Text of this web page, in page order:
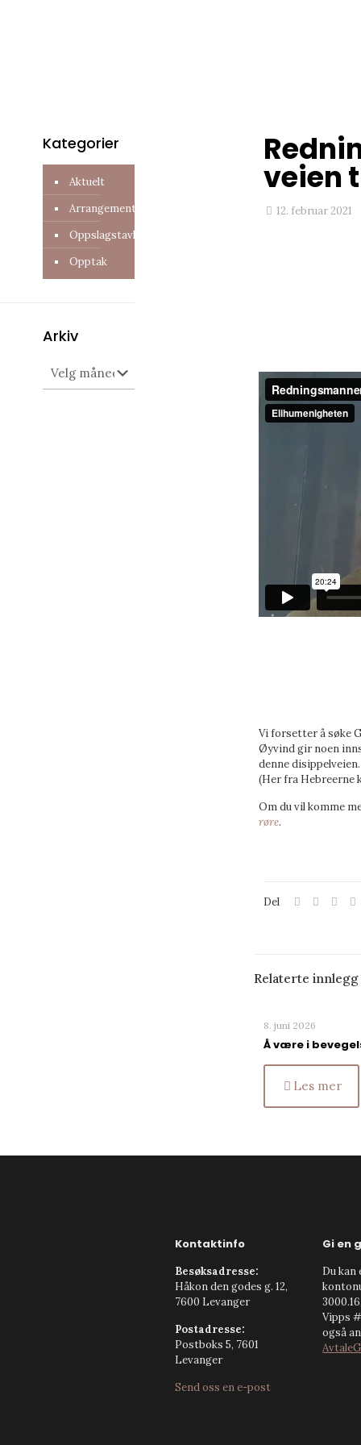
veien
12. februar 2021
Vi forsetter å søke
Øyvind gir noen
denne
(Her fra Hebreerne
Om du vil komme
røre.
Del
Relaterte innlegg
8. juni 2026
Å være i
Les mer
Kategorier
Aktuelt
Arrangement
Oppslagstavle
Opptak
Arkiv
Kontaktinfo
Besøksadresse:
Håkon den godes g. 12,
7600 Levanger
Postadresse:
Postboks 5, 7601
Levanger
Send oss en e-post
Gi en
Du
Vipps
også